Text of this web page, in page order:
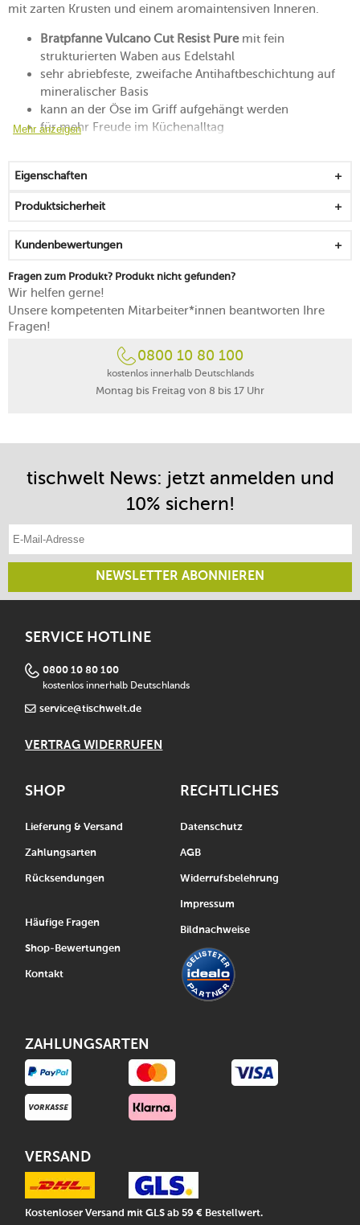
mit zarten Krusten und einem aromaintensiven Inneren.
Bratpfanne Vulcano Cut Resist Puremit fein
strukturierten Waben aus Edelstahl
sehr abriebfeste, zweifache Antihaftbeschichtung auf
mineralischer Basis
kann an der Öse im Griff aufgehängt werden
für mehr Freude im Küchenalltag
und einer Innenschicht aus Edelstahl (18/10) umgeben
Hitze wird schnell und gleichmäßig verteilt sowie
für alle Herdarten geeignet
die Boost-Funktion von Induktionsherden zum Schutz
der Beschichtung nicht verwenden
zum Schonen des Materials reichen 2/3 der maximalen
Herdleistung beim Erhitzen aus
von Hand reinigen
Mehr anzeigen
Eigenschaften
Produktsicherheit
Kundenbewertungen
Fragen zum Produkt? Produkt nicht gefunden?
Wir helfen gerne!
Unsere kompetenten Mitarbeiter*innen beantworten Ihre
Fragen!
0800 10 80 100
kostenlos innerhalb Deutschlands
Montag bis Freitag von 8 bis 17 Uhr
tischwelt News: jetzt anmelden und
10% sichern!
NEWSLETTER ABONNIEREN
SERVICE HOTLINE
0800 10 80 100
kostenlos innerhalb Deutschlands
service@tischwelt.de
VERTRAG WIDERRUFEN
SHOP
Lieferung & Versand
Zahlungsarten
Rücksendungen
Häufige Fragen
Shop-Bewertungen
Kontakt
RECHTLICHES
Datenschutz
AGB
Widerrufsbelehrung
Impressum
Bildnachweise
ZAHLUNGSARTEN
VERSAND
Kostenloser Versand mit GLS ab 59 € Bestellwert.